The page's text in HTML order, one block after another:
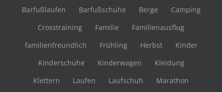
Barfußlaufen
Barfußschuhe Berge
Camping
Crosstraining
Familie
Familienausflug
familienfreundlich
Frühling Herbst
Kinder
Kinderschuhe
Kinderwagen
Kleidung
Klettern
Laufen Laufschuh
Marathon